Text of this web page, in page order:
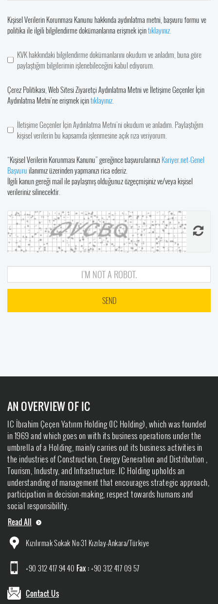
Kişisel Verilerin Korunması Kanunu hakkında aydınlatma metni, başvuru formu ve
politika ile ilgili bilgilendirme dokümanlarına erişmek içintıklayınız.
KVK hakkındaki bilgilendirme dokümanlarını okudum ve anladım, buna göre
paylaştığım bilgilerimin işlenebileceğini kabul ediyorum.
Çerez Politikası, Web Sitesi Ziyaretçi Aydınlatma Metni ve İletişime Geçenler İçin
Aydınlatma Metni’ne erişmek içintıklayınız.
İletişime Geçenler İçin Aydınlatma Metni’ni okudum ve anladım. Paylaştığım
kişisel verilerin bu kapsamda işlenmesine açık rıza veriyorum.
“Kişisel Verilerin Korunması Kanunu” gereğince başvurularınızı Kariyer.net-Genel
Başvuru ilanımız üzerinden yapmanızı rica ederiz.
İlgili kanun gereği mail ile paylaşmış olduğunuz özgeçmişiniz ve/veya kişisel
verileriniz silinecektir.
AN OVERVIEW OF IC
IC İbrahim Çeçen Yatırım Holding (IC Holding), which was founded
in 1969 and which goes on with its business operations under the
umbrella of a Holding, mainly carries out its business activities in
the industries of Construction, Energy Generation and Distribution ,
Tourism, Industry, and Infrastructure. IC Holding upholds an
understanding of management that encourages strategic approach,
participation in decision-making, respect towards humans and
social responsibility.
Read All
Kızılırmak Sokak No:31 Kızılay-Ankara/Türkiye
+90 312 417 94 40 Fax :+90 312 417 09 57
Contact Us